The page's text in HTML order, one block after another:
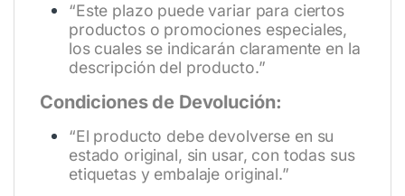
“Este plazo puede variar para ciertos
productos o promociones especiales,
los cuales se indicarán claramente en la
descripción del producto.”
Condiciones de Devolución:
“El producto debe devolverse en su
estado original, sin usar, con todas sus
etiquetas y embalaje original.”